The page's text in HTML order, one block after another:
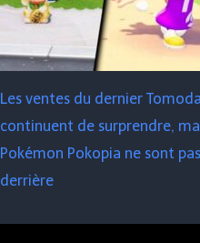
Les ventes du dernier
continuent de surprendre,
Pokémon Pokopia ne sont
derrière